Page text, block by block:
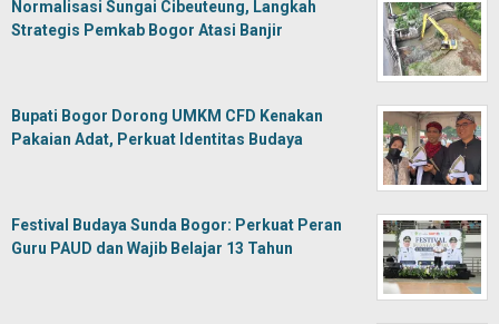
Normalisasi Sungai Cibeuteung, Langkah
Strategis Pemkab Bogor Atasi Banjir
Bupati Bogor Dorong UMKM CFD Kenakan
Pakaian Adat, Perkuat Identitas Budaya
Festival Budaya Sunda Bogor: Perkuat Peran
Guru PAUD dan Wajib Belajar 13 Tahun